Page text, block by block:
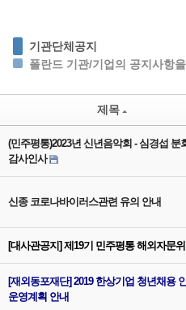
기관단체공지
폴란드 기관/기업의 공지사항
제목
(민주평통)2023년 신년음악회 - 심경섭 분
감사인사
신종 코로나바이러스관련 유의 안내
[대사관공지] 제19기 민주평통 해외자문
[재외동포재단] 2019 한상기업 청년채용
운영계획 안내